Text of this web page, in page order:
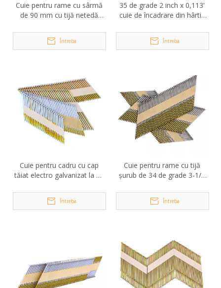
Cuie pentru rame cu sârmă
de 90 mm cu tijă netedă
Întreba
35 de grade 2 inch x 0,113'
cuie de încadrare din hârtie
Întreba
Cuie pentru cadru cu cap
tăiat electro galvanizat la 34
Întreba
Cuie pentru rame cu tijă
șurub de 34 de grade 3-1/4
Întreba